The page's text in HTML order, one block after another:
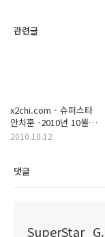
관련글
x2chi.com - 슈퍼스타
안치훈 -2010년 10월
12일
2010.10.12
댓글